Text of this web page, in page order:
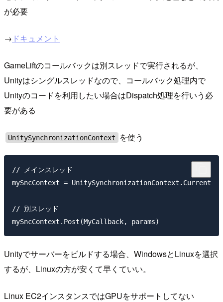
が必要
→ ドキュメント
GameLiftのコールバックは別スレッドで実行されるが、
Unityはシングルスレッドなので、コールバック処理内で
Unityのコードを利用したい場合はDispatch処理を行いう必
要がある
UnitySynchronizationContext を使う
// メインスレッド
mySncContext = UnitySynchronizationContext.Current
// 別スレッド
Unityでサーバーをビルドする場合、WindowsとLinuxを選択
するが、Linuxの方が安くて早くていい。
Linux EC2インスタンスではGPUをサポートしてない